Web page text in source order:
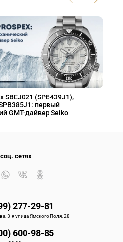
SBEJ021 (SPB439J1),
первый
GMT-дайвер Seiko
сетях
277-29-81
3-я улица Ямского Поля, 28
600-98-85